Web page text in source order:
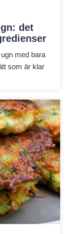
det
med bara
som är klar